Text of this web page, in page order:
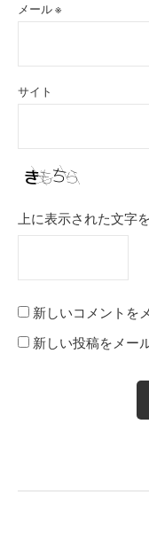
メール※
サイト
上に表示された文字
新しいコメントを
新しい投稿をメー